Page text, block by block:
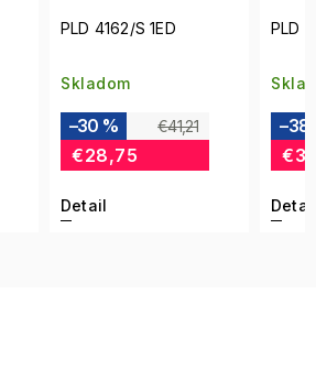
PLD 2163/S 003/M9
Skladom
€53,75
–38 %
€32,92
Detail